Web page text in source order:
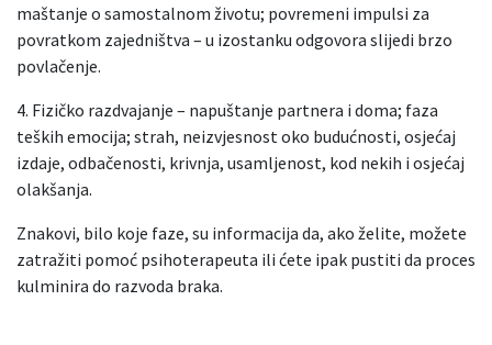
maštanje o samostalnom životu; povremeni impulsi za
povratkom zajedništva – u izostanku odgovora slijedi brzo
povlačenje.
4. Fizičko razdvajanje – napuštanje partnera i doma; faza
teških emocija; strah, neizvjesnost oko budućnosti, osjećaj
izdaje, odbačenosti, krivnja, usamljenost, kod nekih i osjećaj
olakšanja.
Znakovi, bilo koje faze, su informacija da, ako želite, možete
zatražiti pomoć psihoterapeuta ili ćete ipak pustiti da proces
kulminira do razvoda braka.